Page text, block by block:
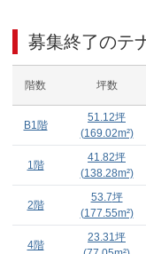
募集終了のテ
階数 坪数
B1階
51.12坪
(169.02m²)
1階
41.82坪
(138.28m²)
2階
53.7坪
(177.55m²)
4階
23.31坪